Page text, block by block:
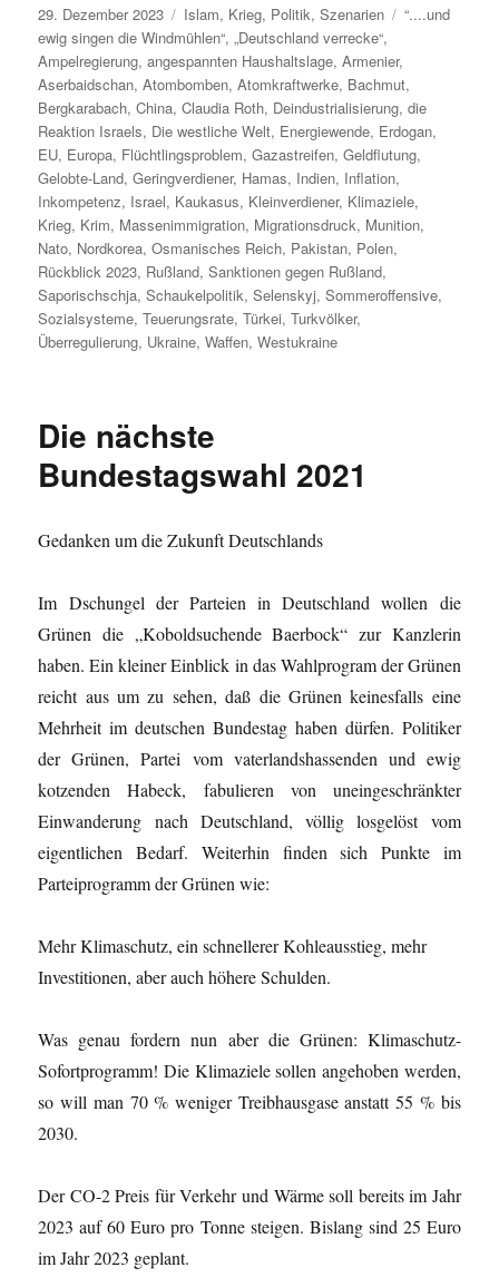
Veröffentlicht
am
29. Dezember 2023 Kategorien
Islam, Krieg, Politik,Szenarien Schlagwörter
“....und
ewig singen die Windmühlen“,„Deutschland verrecke“,
Ampelregierung,angespannten Haushaltslage,Armenier,
Aserbaidschan,Atombomben,Atomkraftwerke, Bachmut,
Bergkarabach,China,Claudia Roth, Deindustrialisierung,die
Reaktion Israels, Die westliche Welt, Energiewende, Erdogan,
EU, Europa, Flüchtlingsproblem,Gazastreifen,Geldflutung,
Gelobte-Land,Geringverdiener, Hamas, Indien, Inflation,
Inkompetenz, Israel, Kaukasus, Kleinverdiener, Klimaziele,
Krieg, Krim, Massenimmigration, Migrationsdruck, Munition,
Nato, Nordkorea,Osmanisches Reich, Pakistan, Polen,
Rückblick 2023, Rußland,Sanktionen gegen Rußland,
Saporischschja,Schaukelpolitik,Selenskyj,Sommeroffensive,
Sozialsysteme,Teuerungsrate,Türkei,Turkvölker,
Überregulierung, Ukraine,Waffen,Westukraine
Die nächste
Bundestagswahl 2021
Gedanken um die Zukunft Deutschlands
Im Dschungel der Parteien in Deutschland wollen die
Grünen die „Koboldsuchende Baerbock“ zur Kanzlerin
haben. Ein kleiner Einblick in das Wahlprogram der Grünen
reicht aus um zu sehen, daß die Grünen keinesfalls eine
Mehrheit im deutschen Bundestag haben dürfen. Politiker
der Grünen, Partei vom vaterlandshassenden und ewig
kotzenden Habeck, fabulieren von uneingeschränkter
Einwanderung nach Deutschland, völlig losgelöst vom
eigentlichen Bedarf. Weiterhin finden sich Punkte im
Parteiprogramm der Grünen wie:
Mehr Klimaschutz, ein schnellerer Kohleausstieg, mehr
Investitionen, aber auch höhere Schulden.
Was genau fordern nun aber die Grünen: Klimaschutz-
Sofortprogramm! Die Klimaziele sollen angehoben werden,
so will man 70 % weniger Treibhausgase anstatt 55 % bis
2030.
Der CO-2 Preis für Verkehr und Wärme soll bereits im Jahr
2023 auf 60 Euro pro Tonne steigen. Bislang sind 25 Euro
im Jahr 2023 geplant.